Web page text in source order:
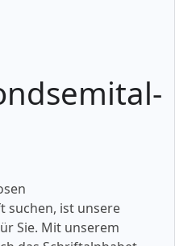
suchen, ist unsere
Sie. Mit unserem